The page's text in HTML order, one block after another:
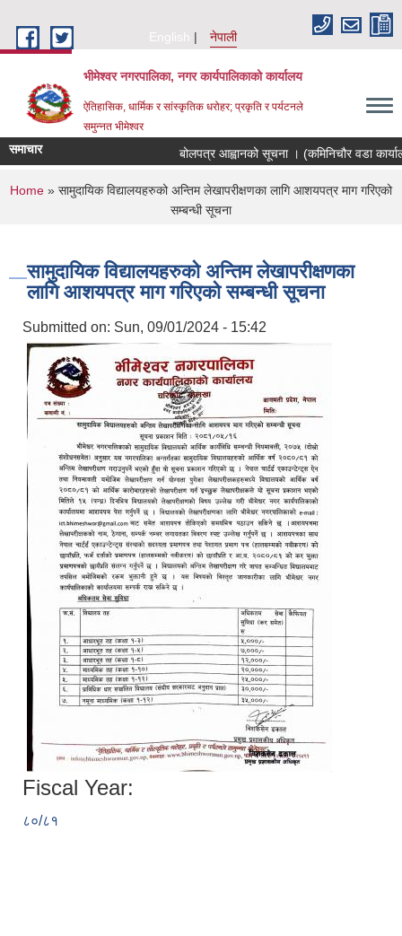
English
नेपाली
भीमेश्वर नगरपालिका, नगर कार्यपालिकाको कार्यालय
ऐतिहासिक, धार्मिक र सांस्कृतिक धरोहर; प्रकृति र पर्यटनले
समुन्नत भीमेश्वर
समाचार बोलपत्र आह्वानको सूचना । (कमिनिचौर वडा
You are here
Home » सामुदायिक विद्यालयहरुको अन्तिम लेखापरीक्षणका लागि आशयपत्र माग गरिएको
सम्बन्धी सूचना
सामुदायिक विद्यालयहरुको अन्तिम लेखापरीक्षणका
लागि आशयपत्र माग गरिएको सम्बन्धी सूचना
Submitted on: Sun, 09/01/2024 - 15:42
Fiscal Year:
८०/८१